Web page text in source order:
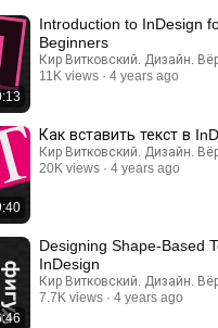
Introduction to InDesign
Beginners
Кир Витковский. Дизайн.
11K views
4 years ago
Как вставить текст в
Кир Витковский. Дизайн.
20K views
4 years ago
Designing Shape-Based
InDesign
Кир Витковский. Дизайн.
7.7K views
4 years ago